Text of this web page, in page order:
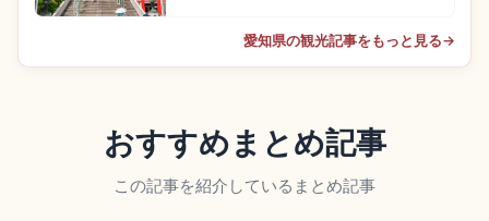
愛知県の観光記事をもっと見る→
おすすめまとめ記事
この記事を紹介しているまとめ記事